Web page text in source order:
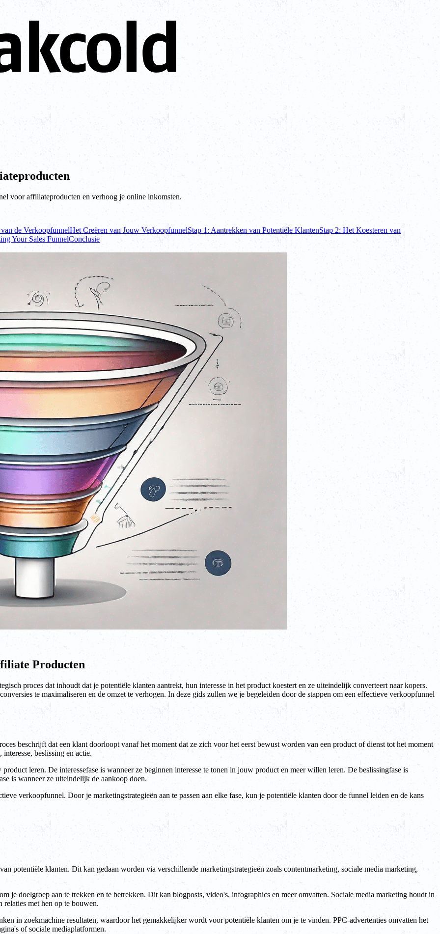
voor affiliateproducten en verhoog je online inkomsten.
de VerkoopfunnelHet Creëren van Jouw VerkoopfunnelStap 1: Aantrekken van Potentiële KlantenStap 2: Het Koesteren van
Your Sales FunnelConclusie
Producten
proces dat inhoudt dat je potentiële klanten aantrekt, hun interesse in het product koestert en ze uiteindelijk converteert naar kopers.
te maximaliseren en de omzet te verhogen. In deze gids zullen we je begeleiden door de stappen om een effectieve verkoopfunnel
beschrijft dat een klant doorloopt vanaf het moment dat ze zich voor het eerst bewust worden van een product of dienst tot het moment
beslissing en actie.
leren. De interessefase is wanneer ze beginnen interesse te tonen in jouw product en meer willen leren. De beslissingfase is
is wanneer ze uiteindelijk de aankoop doen.
verkoopfunnel. Door je marketingstrategieën aan te passen aan elke fase, kun je potentiële klanten door de funnel leiden en de kans
potentiële klanten. Dit kan gedaan worden via verschillende marketingstrategieën zoals contentmarketing, sociale media marketing,
je doelgroep aan te trekken en te betrekken. Dit kan blogposts, video's, infographics en meer omvatten. Sociale media marketing houdt in
relaties met hen op te bouwen.
in zoekmachine resultaten, waardoor het gemakkelijker wordt voor potentiële klanten om je te vinden. PPC-advertenties omvatten het
of sociale mediaplatformen.